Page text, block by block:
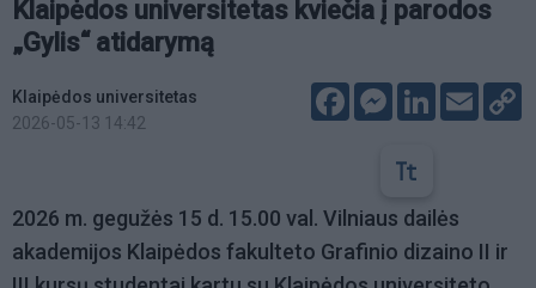
Klaipėdos universitetas kviečia į parodos
„Gylis“ atidarymą
Klaipėdos universitetas
2026-05-13 14:42
FacebookMessenger
LinkedIn
Email
2026 m. gegužės 15 d. 15.00 val. Vilniaus dailės
akademijos Klaipėdos fakulteto Grafinio dizaino II ir